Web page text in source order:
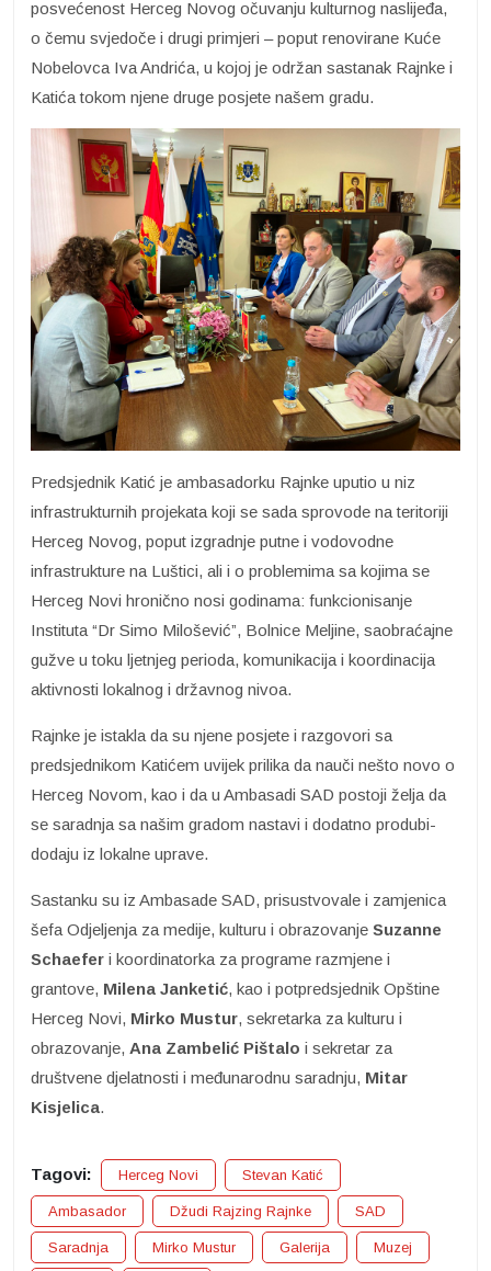
posvećenost Herceg Novog očuvanju kulturnog naslijeđa,
o čemu svjedoče i drugi primjeri – poput renovirane Kuće
Nobelovca Iva Andrića, u kojoj je održan sastanak Rajnke i
Katića tokom njene druge posjete našem gradu.
Predsjednik Katić je ambasadorku Rajnke uputio u niz
infrastrukturnih projekata koji se sada sprovode na teritoriji
Herceg Novog, poput izgradnje putne i vodovodne
infrastrukture na Luštici, ali i o problemima sa kojima se
Herceg Novi hronično nosi godinama: funkcionisanje
Instituta “Dr Simo Milošević”, Bolnice Meljine, saobraćajne
gužve u toku ljetnjeg perioda, komunikacija i koordinacija
aktivnosti lokalnog i državnog nivoa.
Rajnke je istakla da su njene posjete i razgovori sa
predsjednikom Katićem uvijek prilika da nauči nešto novo o
Herceg Novom, kao i da u Ambasadi SAD postoji želja da
se saradnja sa našim gradom nastavi i dodatno produbi-
dodaju iz lokalne uprave.
Sastanku su iz Ambasade SAD, prisustvovale i zamjenica
šefa Odjeljenja za medije, kulturu i obrazovanje Suzanne
Schaefer i koordinatorka za programe razmjene i
grantove, Milena Janketić, kao i potpredsjednik Opštine
Herceg Novi, Mirko Mustur, sekretarka za kulturu i
obrazovanje, Ana Zambelić Pištalo i sekretar za
društvene djelatnosti i međunarodnu saradnju, Mitar
Kisjelica.
Tagovi: Herceg Novi Stevan Katić
Ambasador Džudi Rajzing Rajnke SAD
Saradnja Mirko Mustur Galerija Muzej